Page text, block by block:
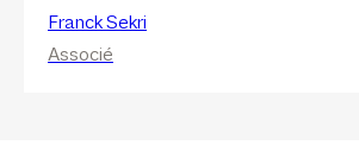
Franck Sekri
Associé